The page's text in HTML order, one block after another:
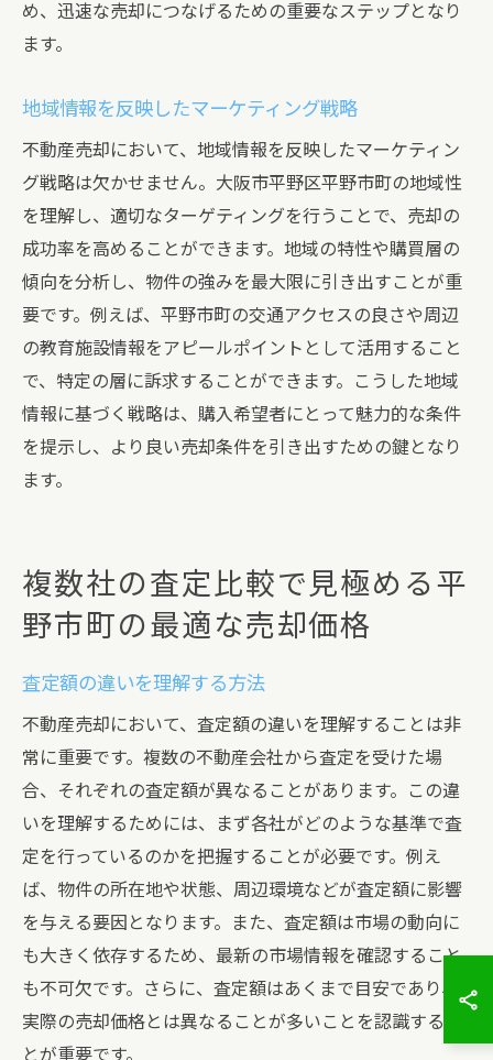
め、迅速な売却につなげるための重要なステップとなり
ます。
地域情報を反映したマーケティング戦略
不動産売却において、地域情報を反映したマーケティン
グ戦略は欠かせません。大阪市平野区平野市町の地域性
を理解し、適切なターゲティングを行うことで、売却の
成功率を高めることができます。地域の特性や購買層の
傾向を分析し、物件の強みを最大限に引き出すことが重
要です。例えば、平野市町の交通アクセスの良さや周辺
の教育施設情報をアピールポイントとして活用すること
で、特定の層に訴求することができます。こうした地域
情報に基づく戦略は、購入希望者にとって魅力的な条件
を提示し、より良い売却条件を引き出すための鍵となり
ます。
複数社の査定比較で見極める平
野市町の最適な売却価格
査定額の違いを理解する方法
不動産売却において、査定額の違いを理解することは非
常に重要です。複数の不動産会社から査定を受けた場
合、それぞれの査定額が異なることがあります。この違
いを理解するためには、まず各社がどのような基準で査
定を行っているのかを把握することが必要です。例え
ば、物件の所在地や状態、周辺環境などが査定額に影響
を与える要因となります。また、査定額は市場の動向に
も大きく依存するため、最新の市場情報を確認すること
も不可欠です。さらに、査定額はあくまで目安であり、
実際の売却価格とは異なることが多いことを認識するこ
とが重要です。